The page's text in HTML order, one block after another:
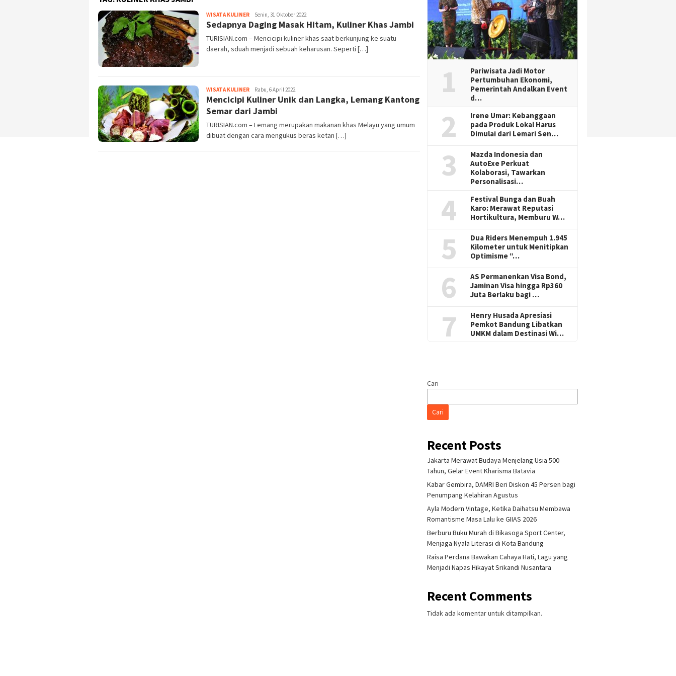
WISATA KULINERIwan
Gunawan
Senin, 31 Oktober 2022
Sedapnya Daging Masak Hitam, Kuliner Khas Jambi
TURISIAN.com – Mencicipi kuliner khas saat berkunjung ke suatu
daerah, sduah menjadi sebuah keharusan. Seperti […]
WISATA KULINERIwan
Gunawan
Rabu, 6 April 2022
Mencicipi Kuliner Unik dan Langka, Lemang Kantong
Semar dari Jambi
TURISIAN.com – Lemang merupakan makanan khas Melayu yang umum
dibuat dengan cara mengukus beras ketan […]
1
Pariwisata Jadi Motor
Pertumbuhan Ekonomi,
Pemerintah Andalkan Event
d…
2
Irene Umar: Kebanggaan
pada Produk Lokal Harus
Dimulai dari Lemari Sen…
3
Mazda Indonesia dan
AutoExe Perkuat
Kolaborasi, Tawarkan
Personalisasi…
4
Festival Bunga dan Buah
Karo: Merawat Reputasi
Hortikultura, Memburu W…
5
Dua Riders Menempuh 1.945
Kilometer untuk Menitipkan
Optimisme “…
6
AS Permanenkan Visa Bond,
Jaminan Visa hingga Rp360
Juta Berlaku bagi …
7
Henry Husada Apresiasi
Pemkot Bandung Libatkan
UMKM dalam Destinasi Wi…
Cari
Cari
Recent Posts
Jakarta Merawat Budaya Menjelang Usia 500
Tahun, Gelar Event Kharisma Batavia
Kabar Gembira, DAMRI Beri Diskon 45 Persen bagi
Penumpang Kelahiran Agustus
Ayla Modern Vintage, Ketika Daihatsu Membawa
Romantisme Masa Lalu ke GIIAS 2026
Berburu Buku Murah di Bikasoga Sport Center,
Menjaga Nyala Literasi di Kota Bandung
Raisa Perdana Bawakan Cahaya Hati, Lagu yang
Menjadi Napas Hikayat Srikandi Nusantara
Recent Comments
Tidak ada komentar untuk ditampilkan.